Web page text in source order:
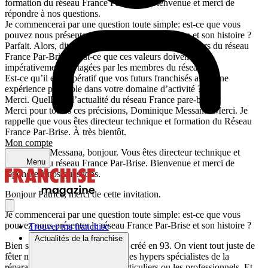
Mon compte
Menu
Trouver ma franchise
Actualités de la franchise
formation du réseau France Par-Brise. Bienvenue et merci de
répondre à nos questions.
Je commencerai par une question toute simple: est-ce que vous
pouvez nous présenter le réseau France Par-Brise et son histoire ?
Parfait. Alors, dites-moi un peu quelles sont les valeurs du réseau
France Par-Brise et est-ce que ces valeurs doivent être
impérativement partagées par les membres du réseau ?
Est-ce qu’il est impératif que vos futurs franchisés aient une
expérience préalable dans votre domaine d’activité ?
Merci. Quelle est l’actualité du réseau France pare-brise ?
Merci pour toutes ces précisions, Dominique Messana. Merci. Je
rappelle que vous êtes directeur technique et formation du Réseau
France Par-Brise. À très bientôt.
Dominique Messana, bonjour. Vous êtes directeur technique et
formation du réseau France Par-Brise. Bienvenue et merci de
répondre à nos questions.
Bonjour Patrice, merci de cette invitation.
Je commencerai par une question toute simple: est-ce que vous
pouvez nous présenter le réseau France Par-Brise et son histoire ?
Bien sûr, France Pare-Brise a été créé en 93. On vient tout juste de
fêter nos 30 ans. Nous sommes des hypers spécialistes de la